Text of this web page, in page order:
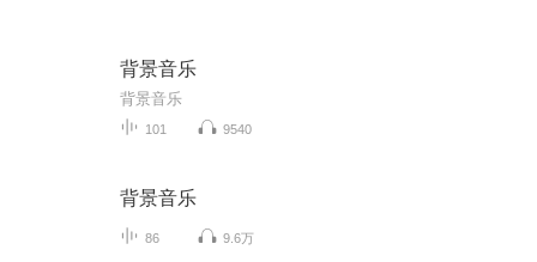
背景音乐
背景音乐
101 9540
背景音乐
86 9.6万